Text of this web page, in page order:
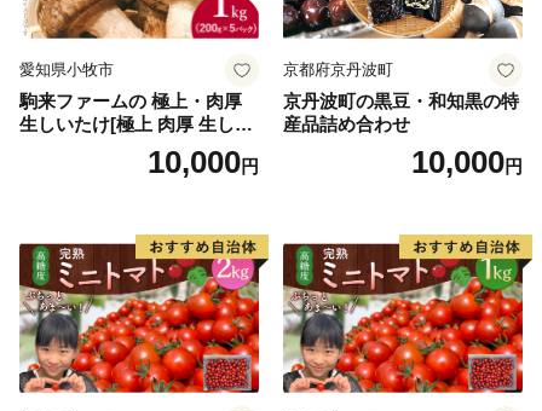
愛知県小牧市
駒来ファームの 極上・肉厚
生しいたけ[極上 肉厚 生しい
たけ 生シイタケ 生椎茸 安心
安全 国産 採れたて 新鮮 きの
10,000円
京都府京丹波町
京丹波町の黒豆・和知黒の特
産品詰め合わせ
10,000円